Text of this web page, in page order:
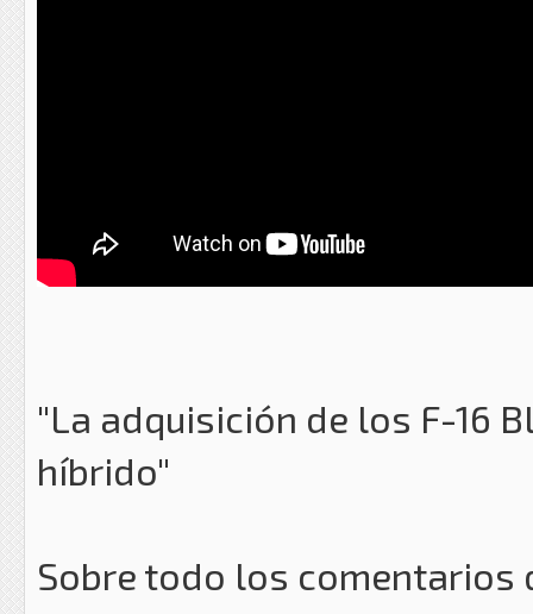
"La adquisición de los F-16
híbrido"
Sobre todo los comentarios